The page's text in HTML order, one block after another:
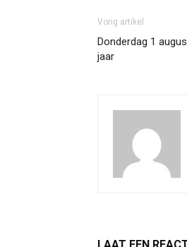
Vorig artikel
Donderdag 1
jaar